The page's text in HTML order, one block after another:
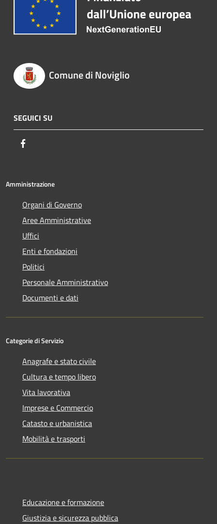
Comune di Noviglio
SEGUICI SU
Amministrazione
Organi di Governo
Aree Amministrative
Uffici
Enti e fondazioni
Politici
Personale Amministrativo
Documenti e dati
Categorie di Servizio
Anagrafe e stato civile
Cultura e tempo libero
Vita lavorativa
Imprese e Commercio
Catasto e urbanistica
Mobilità e trasporti
Educazione e formazione
Giustizia e sicurezza pubblica